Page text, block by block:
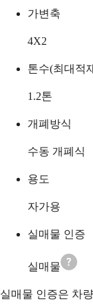
가변축
4X2
톤수(최대적
1.2톤
개폐방식
수동 개폐식
용도
자가용
실매물 인증
실매물
실매물 인증은 차